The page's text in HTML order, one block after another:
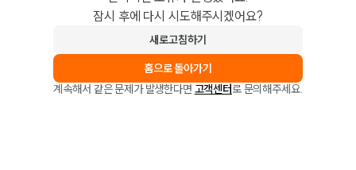
잠시 후에 다시 시도해주시겠어요?
새로고침하기
홈으로 돌아가기
계속해서 같은 문제가 발생한다면 고객센터로 문의해주세요.